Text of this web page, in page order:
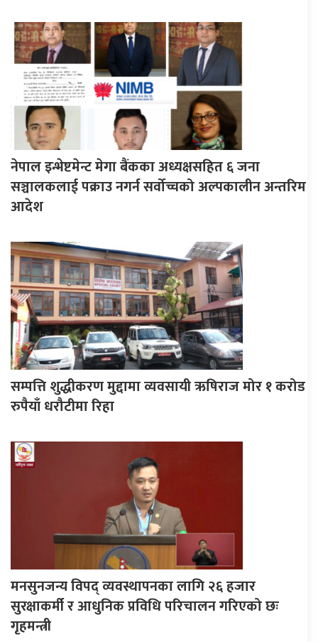
नेपाल इन्भेष्टमेन्ट मेगा बैंकका अध्यक्षसहित ६ जना
सञ्चालकलाई पक्राउ नगर्न सर्वोच्चको अल्पकालीन अन्तरिम
आदेश
सम्पत्ति शुद्धीकरण मुद्दामा व्यवसायी ऋषिराज मोर १ करोड
रुपैयाँ धरौटीमा रिहा
मनसुनजन्य विपद् व्यवस्थापनका लागि २६ हजार
सुरक्षाकर्मी र आधुनिक प्रविधि परिचालन गरिएको छः
गृहमन्त्री